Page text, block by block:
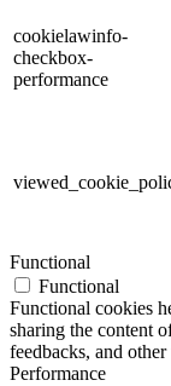
cookielawinfo-
checkbox-
performance
Functional
Functional
Functional cookies
sharing the content
feedbacks, and
Performance